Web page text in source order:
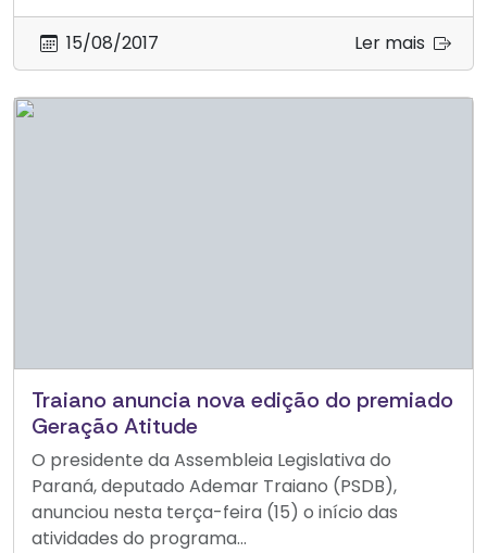
15/08/2017 Ler mais
Traiano anuncia nova edição do premiado
Geração Atitude
O presidente da Assembleia Legislativa do
Paraná, deputado Ademar Traiano (PSDB),
anunciou nesta terça-feira (15) o início das
atividades do programa...